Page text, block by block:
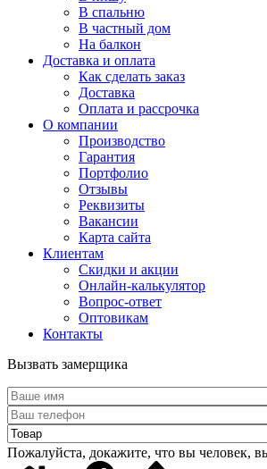
В спальню
В частный дом
На балкон
Доставка и оплата
Как сделать заказ
Доставка
Оплата и рассрочка
О компании
Производство
Гарантия
Портфолио
Отзывы
Реквизиты
Вакансии
Карта сайта
Клиентам
Скидки и акции
Онлайн-калькулятор
Вопрос-ответ
Оптовикам
Контакты
Вызвать замерщика
Пожалуйста, докажите, что вы человек,